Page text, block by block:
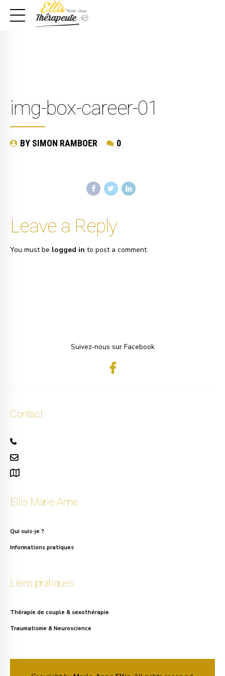
img-box-career-01
BY SIMON RAMBOER 0
Leave a Reply
You must be logged in to post a comment.
Suivez-nous sur Facebook
Contact
Ellis Marie-Anne
Qui suis-je ?
Informations pratiques
Liens pratiques
Thérapie de couple & sexothérapie
Traumatisme & Neuroscience